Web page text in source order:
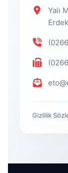
Yalı
Gizlilik